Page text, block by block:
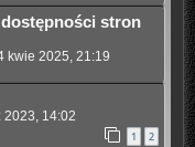
stron
kwie 2025, 21:19
2023, 14:02
1 2